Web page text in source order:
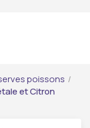
poissons /
et Citron